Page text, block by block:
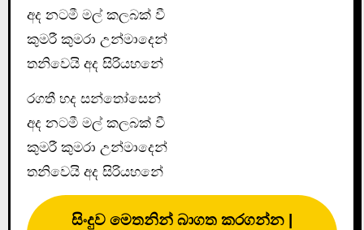
අද නටමී මල් කලබක් වී
කුමරී කුමරා උන්මාදෙන්
තනිවෙයි අද සිරියහනේ
රගතී හද සන්තෝසෙන්
අද නටමී මල් කලබක් වී
කුමරී කුමරා උන්මාදෙන්
තනිවෙයි අද සිරියහනේ
සිංදුව මෙතනින් බාගත කරගන්න |